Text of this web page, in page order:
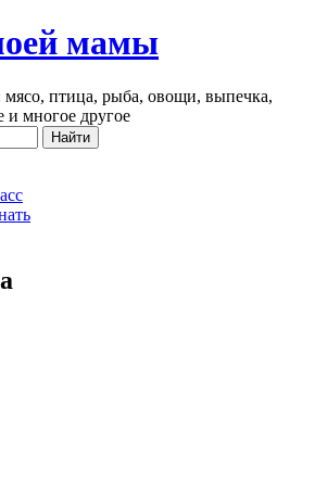
мамы
птица, рыба, овощи, выпечка,
и многое другое